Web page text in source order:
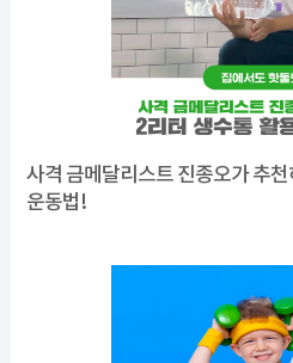
사격 금메달리스트 진종오가 추
운동법!